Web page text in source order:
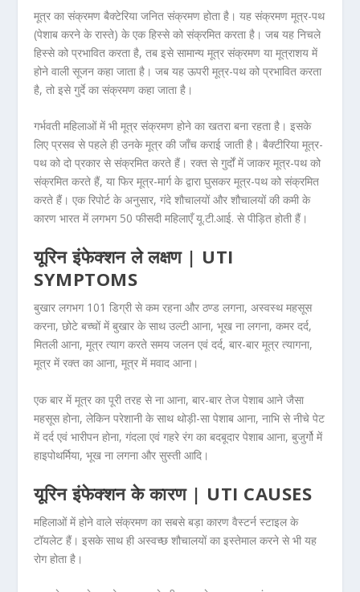
मूत्र का संक्रमण बैक्टेरिया जनित संक्रमण होता है। यह संक्रमण मूत्र-पथ
(पेशाब करने के रास्ते) के एक हिस्से को संक्रमित करता है। जब यह निचले
हिस्से को प्रभावित करता है, तब इसे सामान्य मूत्र संक्रमण या मूत्राशय में
होने वाली सूजन कहा जाता है। जब यह ऊपरी मूत्र-पथ को प्रभावित करता
है, तो इसे गुर्दे का संक्रमण कहा जाता है।
गर्भवती महिलाओं में भी मूत्र संक्रमण होने का खतरा बना रहता है। इसके
लिए प्रसव से पहले ही उनके मूत्र की जाँच कराई जाती है। बैक्टीरिया मूत्र-
पथ को दो प्रकार से संक्रमित करते हैं। रक्त से गुर्दों में जाकर मूत्र-पथ को
संक्रमित करते हैं, या फिर मूत्र-मार्ग के द्वारा घुसकर मूत्र-पथ को संक्रमित
करते हैं। एक रिपोर्ट के अनुसार, गंदे शौचालयों और शौचालयों की कमी के
कारण भारत में लगभग 50 फीसदी महिलाएँ यू.टी.आई. से पीड़ित होती हैं।
यूरिन इंफेक्शन ले लक्षण | UTI
SYMPTOMS
बुखार लगभग 101 डिग्री से कम रहना और ठण्ड लगना, अस्वस्थ महसूस
करना, छोटे बच्चों में बुखार के साथ उल्टी आना, भूख ना लगना, कमर दर्द,
मितली आना, मूत्र त्याग करते समय जलन एवं दर्द, बार-बार मूत्र त्यागना,
मूत्र में रक्त का आना, मूत्र में मवाद आना।
एक बार में मूत्र का पूरी तरह से ना आना, बार-बार तेज पेशाब आने जैसा
महसूस होना, लेकिन परेशानी के साथ थोड़ी-सा पेशाब आना, नाभि से नीचे पेट
में दर्द एवं भारीपन होना, गंदला एवं गहरे रंग का बदबूदार पेशाब आना, बुजुर्गो में
हाइपोथर्मिया, भूख ना लगना और सुस्ती आदि।
यूरिन इंफेक्शन के कारण | UTI CAUSES
महिलाओं में होने वाले संक्रमण का सबसे बड़ा कारण वैस्टर्न स्टाइल के
टॉयलेट हैं। इसके साथ ही अस्वच्छ शौचालयों का इस्तेमाल करने से भी यह
रोग होता है।